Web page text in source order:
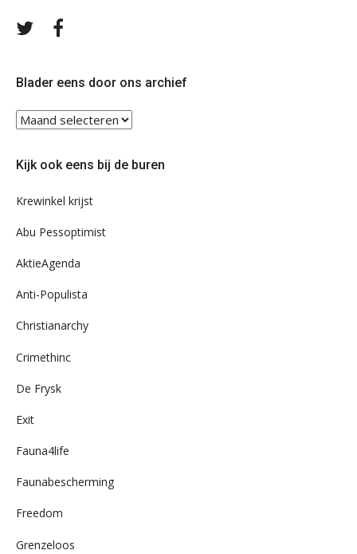
Volg
Blader eens door ons archief
Blader
eens
ons
Kijk ook eens bij de buren
Krewinkel krijst
Abu Pessoptimist
AktieAgenda
Anti-Populista
Christianarchy
Crimethinc
De Frysk
Exit
Fauna4life
Faunabescherming
Freedom
Grenzeloos